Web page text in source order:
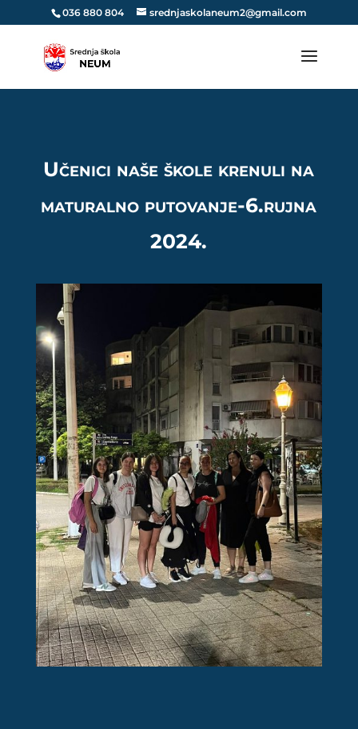
036 880 804 srednjaskolaneum2@gmail.com
Učenici naše škole krenuli na
maturalno putovanje-6.rujna
2024.